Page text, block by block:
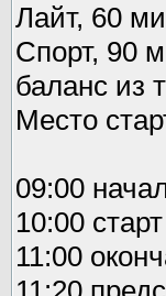
Лайт, 60
Спорт, 90
баланс из
Место
09:00
10:00
11:00